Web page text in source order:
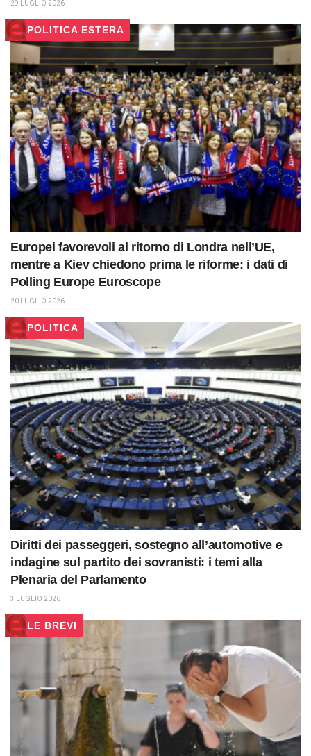
29 LUGLIO 2026
POLITICA ESTERA
Europei favorevoli al ritorno di Londra nell’UE,
mentre a Kiev chiedono prima le riforme: i dati di
Polling Europe Euroscope
20 LUGLIO 2026
POLITICA
Diritti dei passeggeri, sostegno all’automotive e
indagine sul partito dei sovranisti: i temi alla
Plenaria del Parlamento
3 LUGLIO 2026
LE BREVI